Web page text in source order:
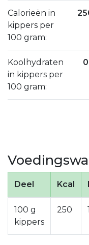
Calorieën in
kippers per
100 gram:
Koolhydraten
in kippers per
100 gram:
Deel Kcal
100 g
kippers
250